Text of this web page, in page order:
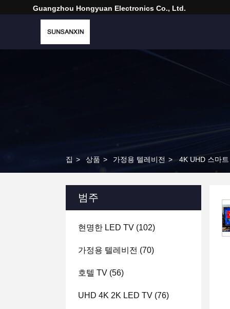
Guangzhou Hongyuan Electronics Co., Ltd.
집 > 상품 > 가정용 텔레비전 > 4K UHD 스마
범주
현명한 LED TV (102)
가정용 텔레비전 (70)
호텔 TV (56)
UHD 4K 2K LED TV (76)